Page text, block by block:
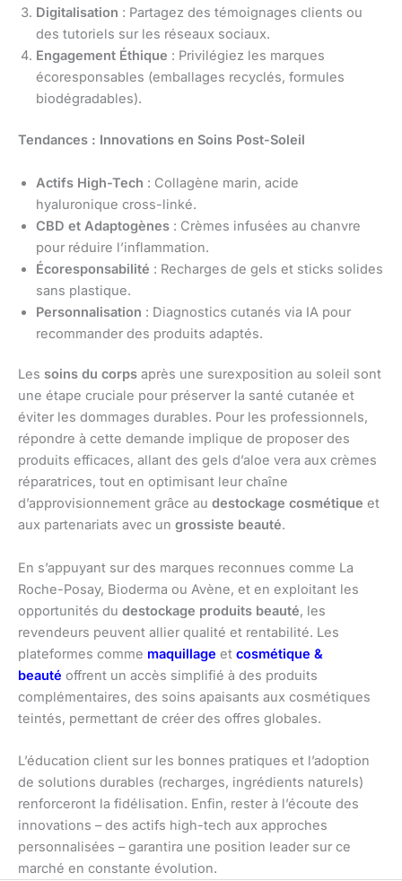
Digitalisation : Partagez des témoignages clients ou
des tutoriels sur les réseaux sociaux.
Engagement Éthique : Privilégiez les marques
écoresponsables (emballages recyclés, formules
biodégradables).
Tendances : Innovations en Soins Post-Soleil
Actifs High-Tech : Collagène marin, acide
hyaluronique cross-linké.
CBD et Adaptogènes : Crèmes infusées au chanvre
pour réduire l’inflammation.
Écoresponsabilité : Recharges de gels et sticks solides
sans plastique.
Personnalisation : Diagnostics cutanés via IA pour
recommander des produits adaptés.
Les soins du corps après une surexposition au soleil sont
une étape cruciale pour préserver la santé cutanée et
éviter les dommages durables. Pour les professionnels,
répondre à cette demande implique de proposer des
produits efficaces, allant des gels d’aloe vera aux crèmes
réparatrices, tout en optimisant leur chaîne
d’approvisionnement grâce au destockage cosmétique et
aux partenariats avec un grossiste beauté.
En s’appuyant sur des marques reconnues comme La
Roche-Posay, Bioderma ou Avène, et en exploitant les
opportunités du destockage produits beauté, les
revendeurs peuvent allier qualité et rentabilité. Les
plateformes comme maquillage et cosmétique &
beauté offrent un accès simplifié à des produits
complémentaires, des soins apaisants aux cosmétiques
teintés, permettant de créer des offres globales.
L’éducation client sur les bonnes pratiques et l’adoption
de solutions durables (recharges, ingrédients naturels)
renforceront la fidélisation. Enfin, rester à l’écoute des
innovations – des actifs high-tech aux approches
personnalisées – garantira une position leader sur ce
marché en constante évolution.